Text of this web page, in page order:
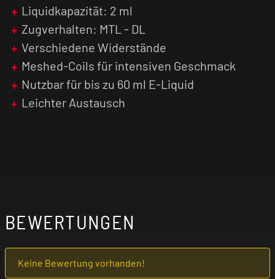
0,6 Ohm = 18 - 25 Watt
0,8 Ohm = 13 - 18 Watt
1,0 Ohm = 10 - 13 Watt
Liquidkapazität: 2 ml
Zugverhalten: MTL - DL
Verschiedene Widerstände
Meshed-Coils für intensiven Geschmack
Nutzbar für bis zu 60 ml E-Liquid
Leichter Austausch
BEWERTUNGEN
Keine Bewertung vorhanden!